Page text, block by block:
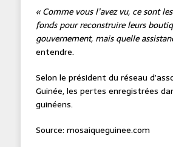
« Comme vous l’avez vu, ce sont
fonds pour reconstruire leurs
gouvernement, mais quelle
entendre.
Selon le président du réseau
Guinée, les pertes enregistrées
guinéens.
Source: mosaiqueguinee.com